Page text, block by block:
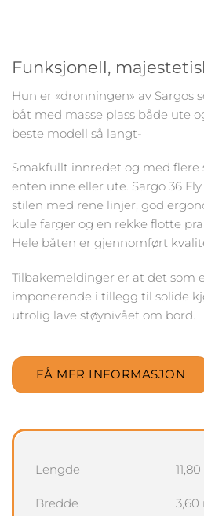
Funksjonell,
Hun er «dronningen» av Sargos
båt med masse plass både ute
beste modell så langt-
Smakfullt innredet og med flere
enten inne eller ute. Sargo 36
stilen med rene linjer, god
kule farger og en rekke flotte
Hele båten er gjennomført
Tilbakemeldinger er at det som
imponerende i tillegg til solide
utrolig lave støynivået om bord.
FÅ MER INFORMASJON
Lengde
Bredde 3,60